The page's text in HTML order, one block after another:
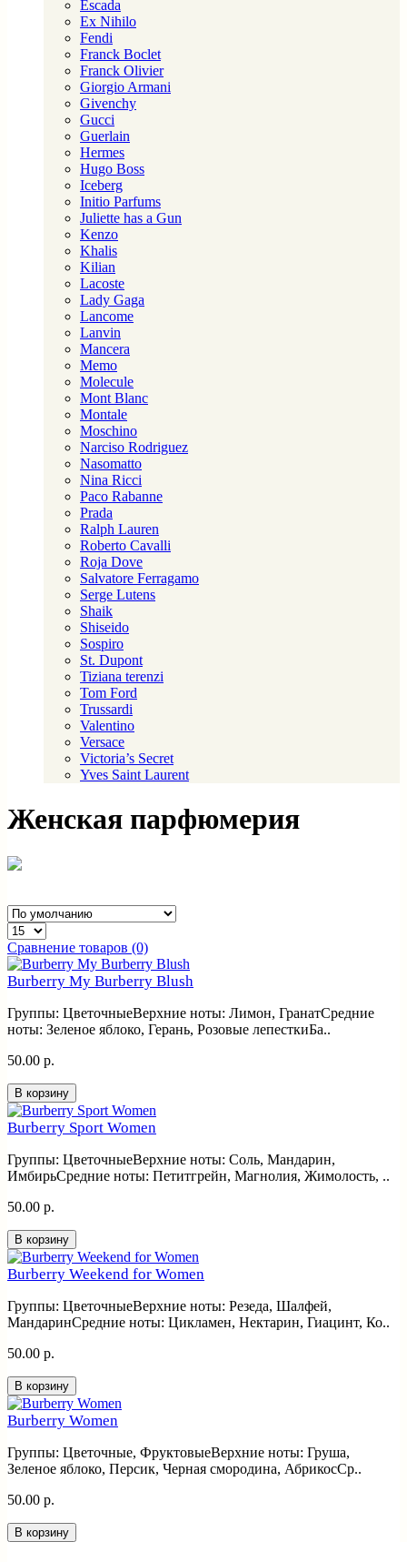
Escada
Ex Nihilo
Fendi
Franck Boclet
Franck Olivier
Giorgio Armani
Givenchy
Gucci
Guerlain
Hermes
Hugo Boss
Iceberg
Initio Parfums
Juliette has a Gun
Kenzo
Khalis
Kilian
Lacoste
Lady Gaga
Lancome
Lanvin
Mancera
Memo
Molecule
Mont Blanc
Montale
Moschino
Narciso Rodriguez
Nasomatto
Nina Ricci
Paco Rabanne
Prada
Ralph Lauren
Roberto Cavalli
Roja Dove
Salvatore Ferragamo
Serge Lutens
Shaik
Shiseido
Sospiro
St. Dupont
Tiziana terenzi
Tom Ford
Trussardi
Valentino
Versace
Victoria’s Secret
Yves Saint Laurent
Женская парфюмерия
Сравнение товаров (0)
Burberry My Burberry Blush
Группы: ЦветочныеВерхние ноты: Лимон, ГранатСредние
ноты: Зеленое яблоко, Герань, Розовые лепесткиБа..
50.00 р.
В корзину
Burberry Sport Women
Группы: ЦветочныеВерхние ноты: Соль, Мандарин,
ИмбирьСредние ноты: Петитгрейн, Магнолия, Жимолость, ..
50.00 р.
В корзину
Burberry Weekend for Women
Группы: ЦветочныеВерхние ноты: Резеда, Шалфей,
МандаринСредние ноты: Цикламен, Нектарин, Гиацинт, Ко..
50.00 р.
В корзину
Burberry Women
Группы: Цветочные, ФруктовыеВерхние ноты: Груша,
Зеленое яблоко, Персик, Черная смородина, АбрикосСр..
50.00 р.
В корзину